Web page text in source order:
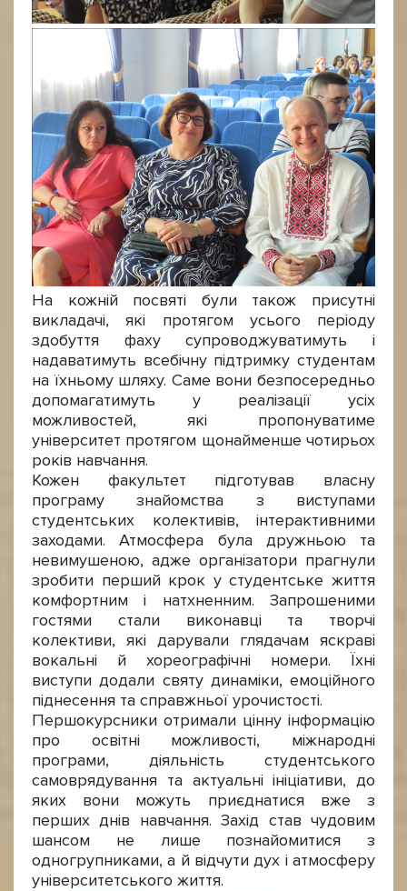
На кожній посвяті були також присутні
викладачі, які протягом усього періоду
здобуття фаху супроводжуватимуть і
надаватимуть всебічну підтримку студентам
на їхньому шляху. Саме вони безпосередньо
допомагатимуть у реалізації усіх
можливостей, які пропонуватиме
університет протягом щонайменше чотирьох
років навчання.
Кожен факультет підготував власну
програму знайомства з виступами
студентських колективів, інтерактивними
заходами. Атмосфера була дружньою та
невимушеною, адже організатори прагнули
зробити перший крок у студентське життя
комфортним і натхненним. Запрошеними
гостями стали виконавці та творчі
колективи, які дарували глядачам яскраві
вокальні й хореографічні номери. Їхні
виступи додали святу динаміки, емоційного
піднесення та справжньої урочистості.
Першокурсники отримали цінну інформацію
про освітні можливості, міжнародні
програми, діяльність студентського
самоврядування та актуальні ініціативи, до
яких вони можуть приєднатися вже з
перших днів навчання. Захід став чудовим
шансом не лише познайомитися з
одногрупниками, а й відчути дух і атмосферу
університетського життя.